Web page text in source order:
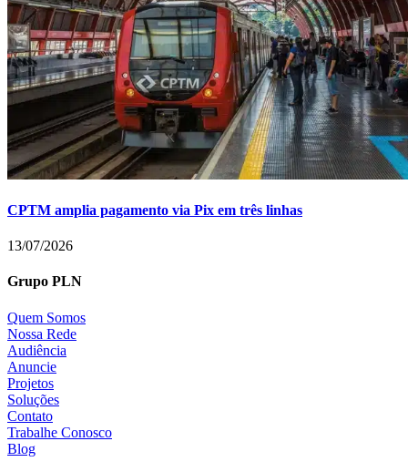
CPTM amplia pagamento via Pix em três linhas
13/07/2026
Grupo PLN
Quem Somos
Nossa Rede
Audiência
Anuncie
Projetos
Soluções
Contato
Trabalhe Conosco
Blog